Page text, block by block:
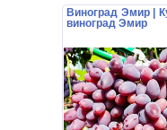
Виноград Эмир |
виноград Эмир